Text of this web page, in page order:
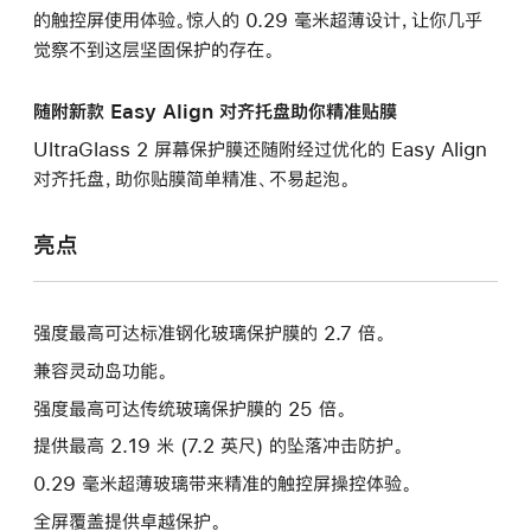
的触控屏使用体验。惊人的 0.29 毫米超薄设计，让你几乎
觉察不到这层坚固保护的存在。
随附新款 Easy Align 对齐托盘助你精准贴膜
UltraGlass 2 屏幕保护膜还随附经过优化的 Easy Align
对齐托盘，助你贴膜简单精准、不易起泡。
亮点
强度最高可达标准钢化玻璃保护膜的 2.7 倍。
兼容灵动岛功能。
强度最高可达传统玻璃保护膜的 25 倍。
提供最高 2.19 米 (7.2 英尺) 的坠落冲击防护。
0.29 毫米超薄玻璃带来精准的触控屏操控体验。
全屏覆盖提供卓越保护。